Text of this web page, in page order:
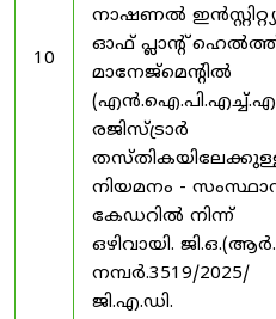
10
നാഷണൽ
ഓഫ് പ്ലാന്റ്
മാനേജ്‌മെന്റിൽ
രജിസ്ട്രാർ
നിയമനം -
കേഡറിൽ നിന്ന്
ഒഴിവായി.
നമ്പർ.3519/2025/
ജി.എ.ഡി.